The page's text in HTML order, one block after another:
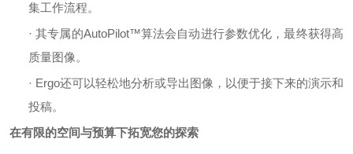
集工作流程。
·其专属的AutoPilot™算法会自动进行参数优化，最终获得高
质量图像。
· Ergo还可以轻松地分析或导出图像，以便于接下来的演示和
投稿。
在有限的空间与预算下拓宽您的探索